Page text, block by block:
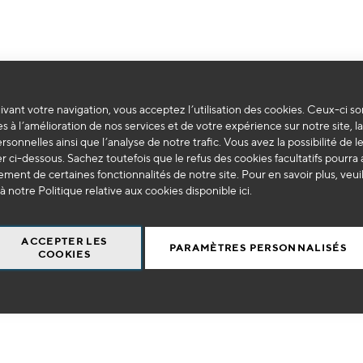
votre navigation, vous acceptez l’utilisation des cookies. Ceux-ci
à l’amélioration de nos services et de votre expérience sur notre site,
ainsi que l’analyse de notre trafic. Vous avez la possibilité de
ci-dessous. Sachez toutefois que le refus des cookies facultatifs pourra
de certaines fonctionnalités de notre site. Pour en savoir plus,
notre Politique relative aux cookies disponible ici
ACCEPTER LES
COOKIES
PARAMÈTRES PERSONNALISÉS
Impossible de trouver des produits correspondants à votre sélection.